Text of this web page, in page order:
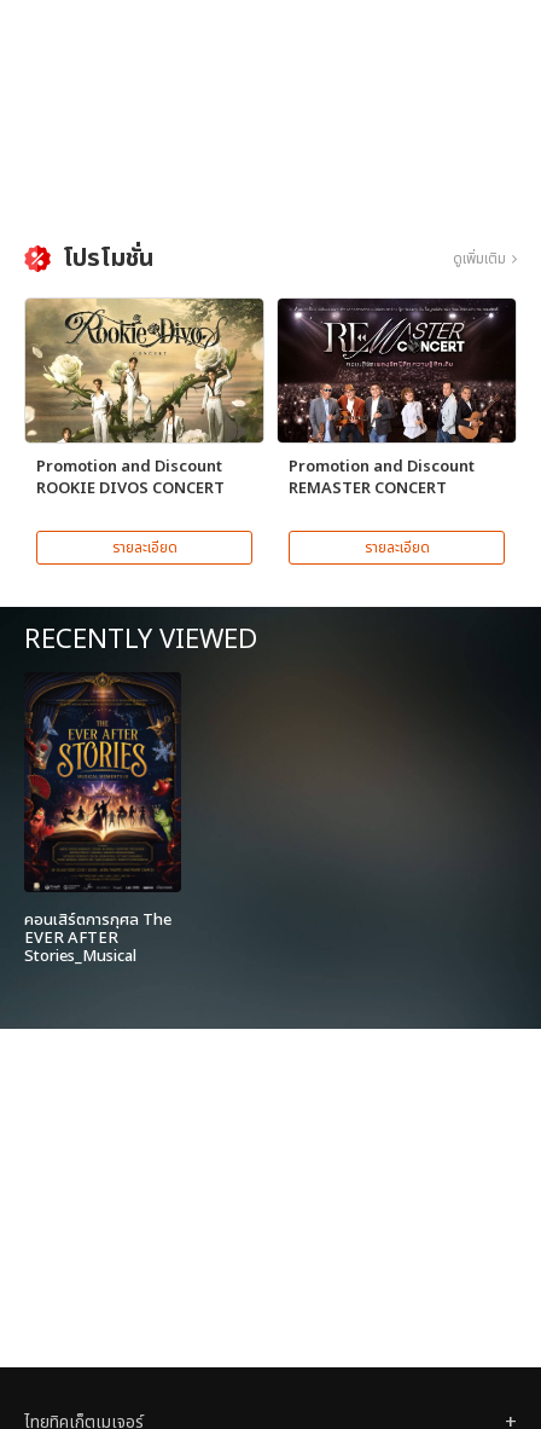
โปรโมชั่น ดูเพิ่มเติม
Promotion and Discount
ROOKIE DIVOS CONCERT
รายละเอียด
Promotion and Discount
REMASTER CONCERT
รายละเอียด
RECENTLY VIEWED
คอนเสิร์ตการกุศล The
EVER AFTER
Stories_Musical
ไทยทิคเก็ตเมเจอร์